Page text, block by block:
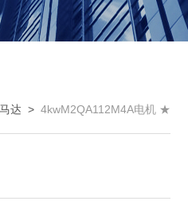
达 > 4kwM2QA112M4A电机 ★